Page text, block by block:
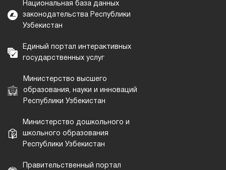
Национальная база данных
законодательства Республики
Узбекистан
Единый портал интерактивных
государственных услуг
Министерство высшего
образования, науки и инноваций
Республики Узбекистан
Министерство дошкольного и
школьного образования
Республики Узбекистан
Правительственный портал